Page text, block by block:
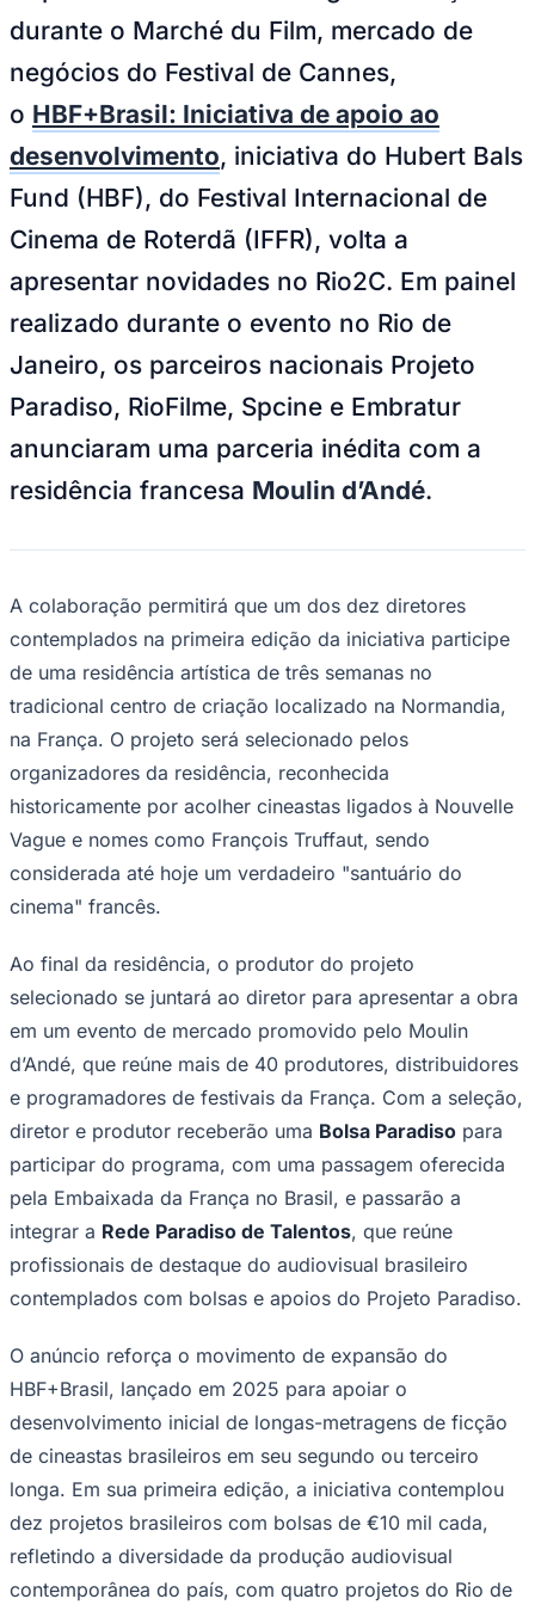
Juventude
Goiás
Crédito: Divulgação—Foto:Divulgação
Depois de anunciar sua segunda edição
durante o Marché du Film, mercado de
negócios do Festival de Cannes,
oHBF+Brasil: Iniciativa de apoio ao
desenvolvimento, iniciativa do Hubert Bals
Fund (HBF), do Festival Internacional de
Cinema de Roterdã (IFFR), volta a
apresentar novidades no Rio2C. Em painel
realizado durante o evento no Rio de
Janeiro, os parceiros nacionais Projeto
anunciaram uma parceria inédita com a
residência francesaMoulin d’Andé.
A colaboração permitirá que um dos dez diretores
contemplados na primeira edição da iniciativa participe
de uma residência artística de três semanas no
tradicional centro de criação localizado na Normandia,
na França. O projeto será selecionado pelos
organizadores da residência, reconhecida
Vague e nomes como François Truffaut, sendo
considerada até hoje um verdadeiro "santuário do
cinema" francês.
Ao final da residência, o produtor do projeto
selecionado se juntará ao diretor para apresentar a obra
em um evento de mercado promovido pelo Moulin
d’Andé, que reúne mais de 40 produtores, distribuidores